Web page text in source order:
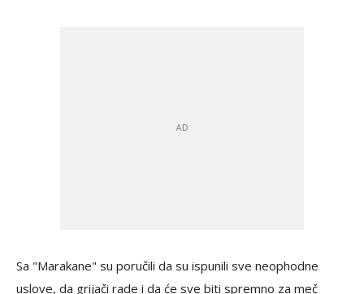
Sa "Marakane" su poručili da su ispunili sve neophodne
uslove, da grijači rade i da će sve biti spremno za meč